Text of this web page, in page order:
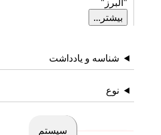
بیشتر...
شناسه و یادداشت
نوع
سیستم